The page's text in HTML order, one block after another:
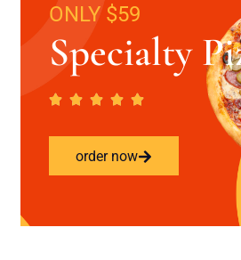
ONLY $59
Specialty
order now